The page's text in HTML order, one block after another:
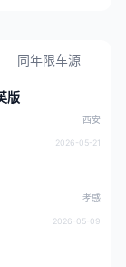
同年限车源
版
西安
2026-05-21
孝感
2026-05-09